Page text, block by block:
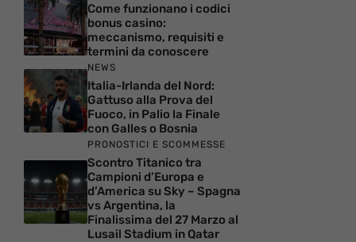
Come funzionano i codici
bonus casino:
meccanismo, requisiti e
termini da conoscere
NEWS
Italia-Irlanda del Nord:
Gattuso alla Prova del
Fuoco, in Palio la Finale
con Galles o Bosnia
PRONOSTICI E SCOMMESSE
Scontro Titanico tra
Campioni d’Europa e
d’America su Sky – Spagna
vs Argentina, la
Finalissima del 27 Marzo al
Lusail Stadium in Qatar